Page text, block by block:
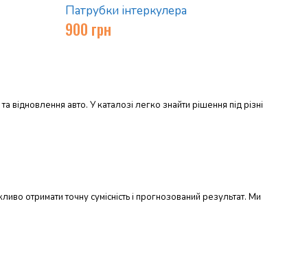
Патрубки інтеркулера
900 грн
відновлення авто. У каталозі легко знайти рішення під різні
отримати точну сумісність і прогнозований результат. Ми